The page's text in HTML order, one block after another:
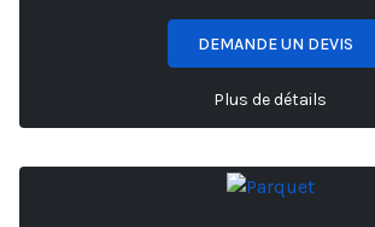
DEMANDE UN DEVIS
Plus de détails